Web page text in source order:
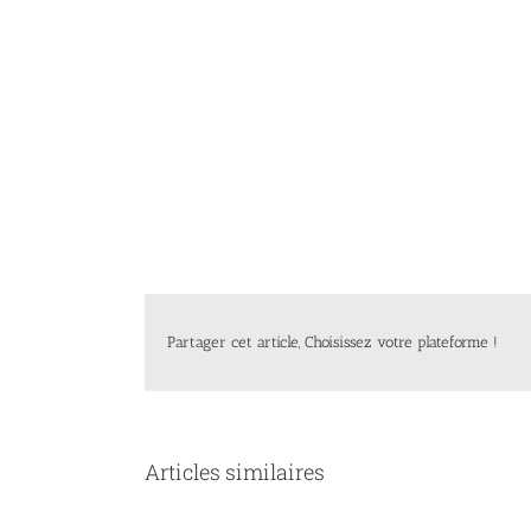
Partager cet article, Choisissez votre plateforme !
Articles similaires